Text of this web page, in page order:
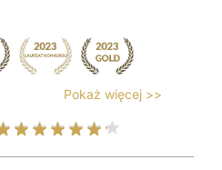
Pokaż więcej >>